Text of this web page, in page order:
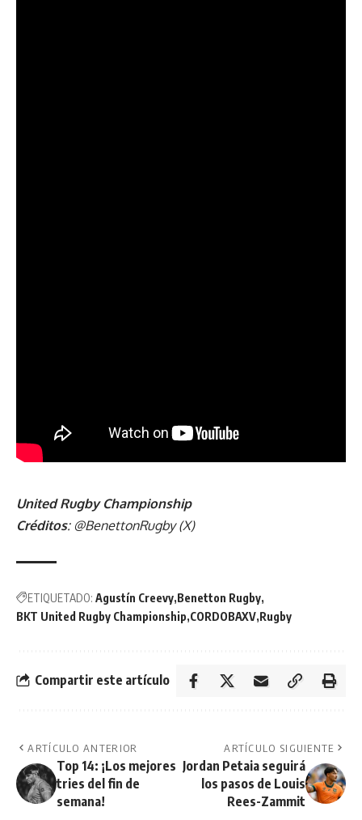
United Rugby Championship
Créditos: @BenettonRugby (X)
ETIQUETADO: Agustín Creevy Benetton Rugby
BKT United Rugby Championship CORDOBAXV Rugby
Compartir este artículo
ARTÍCULO ANTERIOR
Top 14: ¡Los mejores
tries del fin de
semana!
ARTÍCULO SIGUIENTE
Jordan Petaia seguirá
los pasos de Louis
Rees-Zammit